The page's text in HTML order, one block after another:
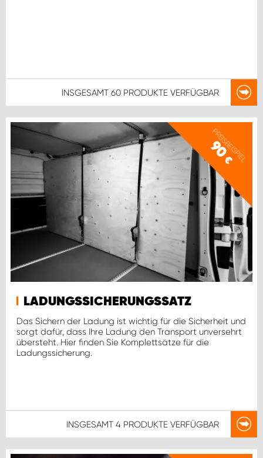
INSGESAMT 60 PRODUKTE VERFÜGBAR
PREISBEISPIEL
90
€
LADUNGSSICHERUNGSSATZ
Das Sichern der Ladung ist wichtig für die Sicherheit und
sorgt dafür, dass Ihre Ladung den Transport unversehrt
übersteht. Hier finden Sie Komplettsätze für die
Ladungssicherung.
INSGESAMT 4 PRODUKTE VERFÜGBAR